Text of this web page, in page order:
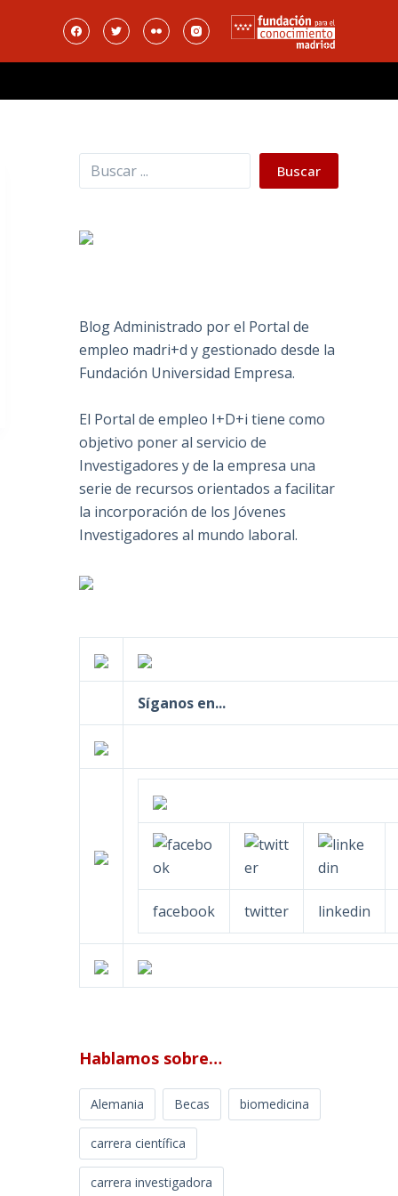
Buscar Buscar
Blog Administrado por el Portal de
empleo madri+d y gestionado desde la
Fundación Universidad Empresa.
El Portal de empleo I+D+i tiene como
objetivo poner al servicio de
Investigadores y de la empresa una
serie de recursos orientados a facilitar
la incorporación de los Jóvenes
Investigadores al mundo laboral.
Síganos en...
facebook twitter linkedin
Hablamos sobre…
Alemania Becas biomedicina
carrera científica
carrera investigadora